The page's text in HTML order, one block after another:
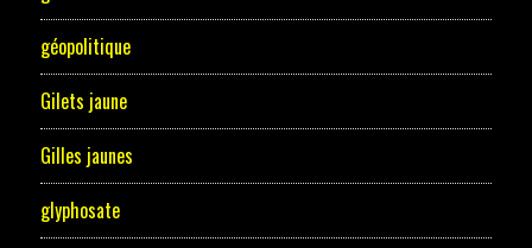
géopolitique
Gilets jaune
Gilles jaunes
glyphosate